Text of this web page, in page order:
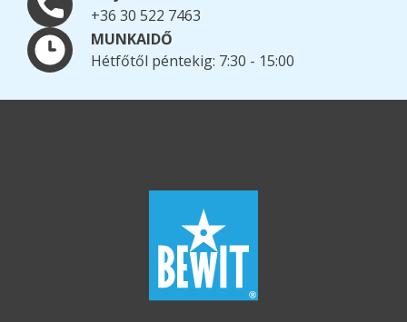
+36 30 522 7463
MUNKAIDŐ
Hétfőtől péntekig: 7:30 - 15:00